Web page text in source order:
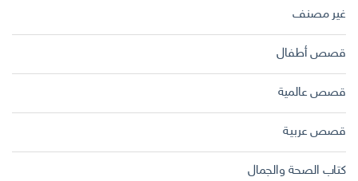
غير مصنف
قصص أطفال
قصص عالمية
قصص عربية
كتاب الصحة والجمال